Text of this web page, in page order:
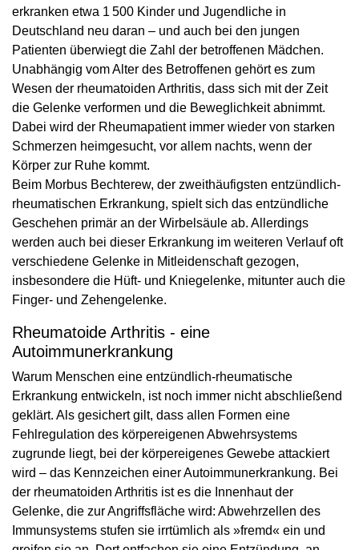
erkranken etwa 1 500 Kinder und Jugendliche in
Deutschland neu daran – und auch bei den jungen
Patienten überwiegt die Zahl der betroffenen Mädchen.
Unabhängig vom Alter des Betroffenen gehört es zum
Wesen der rheumatoiden Arthritis, dass sich mit der Zeit
die Gelenke verformen und die Beweglichkeit abnimmt.
Dabei wird der Rheumapatient immer wieder von starken
Schmerzen heimgesucht, vor allem nachts, wenn der
Körper zur Ruhe kommt.
Beim Morbus Bechterew, der zweithäufigsten entzündlich-
rheumatischen Erkrankung, spielt sich das entzündliche
Geschehen primär an der Wirbelsäule ab. Allerdings
werden auch bei dieser Erkrankung im weiteren Verlauf oft
verschiedene Gelenke in Mitleidenschaft gezogen,
insbesondere die Hüft- und Kniegelenke, mitunter auch die
Finger- und Zehengelenke.
Rheumatoide Arthritis - eine
Autoimmunerkrankung
Warum Menschen eine entzündlich-rheumatische
Erkrankung entwickeln, ist noch immer nicht abschließend
geklärt. Als gesichert gilt, dass allen Formen eine
Fehlregulation des körpereigenen Abwehrsystems
zugrunde liegt, bei der körpereigenes Gewebe attackiert
wird – das Kennzeichen einer Autoimmunerkrankung. Bei
der rheumatoiden Arthritis ist es die Innenhaut der
Gelenke, die zur Angriffsfläche wird: Abwehrzellen des
Immunsystems stufen sie irrtümlich als »fremd« ein und